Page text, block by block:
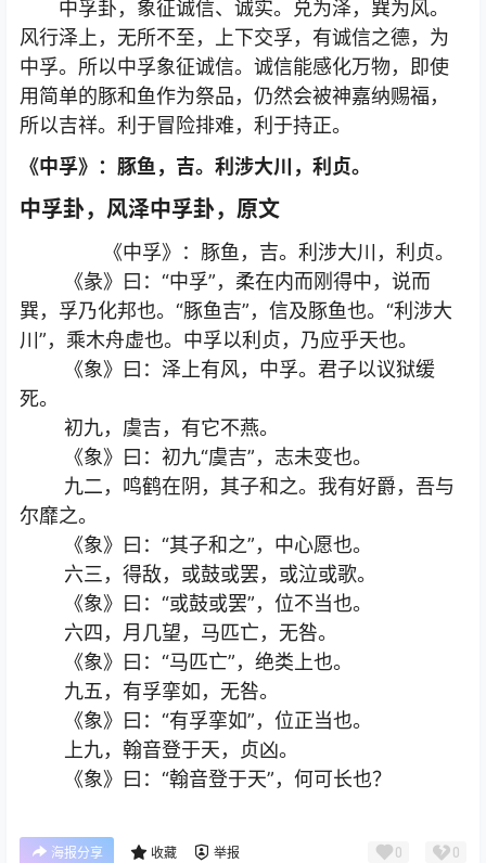
中孚卦，象征诚信、诚实。兑为泽，巽为风。
风行泽上，无所不至，上下交孚，有诚信之德，为
中孚。所以中孚象征诚信。诚信能感化万物，即使
用简单的豚和鱼作为祭品，仍然会被神嘉纳赐福，
所以吉祥。利于冒险排难，利于持正。
《中孚》：豚鱼，吉。利涉大川，利贞。
中孚卦，风泽中孚卦，原文
《中孚》：豚鱼，吉。利涉大川，利贞。
《彖》曰：“中孚”，柔在内而刚得中，说而
巽，孚乃化邦也。“豚鱼吉”，信及豚鱼也。“利涉大
川”，乘木舟虚也。中孚以利贞，乃应乎天也。
《象》曰：泽上有风，中孚。君子以议狱缓
死。
初九，虞吉，有它不燕。
《象》曰：初九“虞吉”，志未变也。
九二，鸣鹤在阴，其子和之。我有好爵，吾与
尔靡之。
《象》曰：“其子和之”，中心愿也。
六三，得敌，或鼓或罢，或泣或歌。
《象》曰：“或鼓或罢”，位不当也。
六四，月几望，马匹亡，无咎。
《象》曰：“马匹亡”，绝类上也。
九五，有孚挛如，无咎。
《象》曰：“有孚挛如”，位正当也。
上九，翰音登于天，贞凶。
《象》曰：“翰音登于天”，何可长也？
海报分享 收藏 举报 0 0